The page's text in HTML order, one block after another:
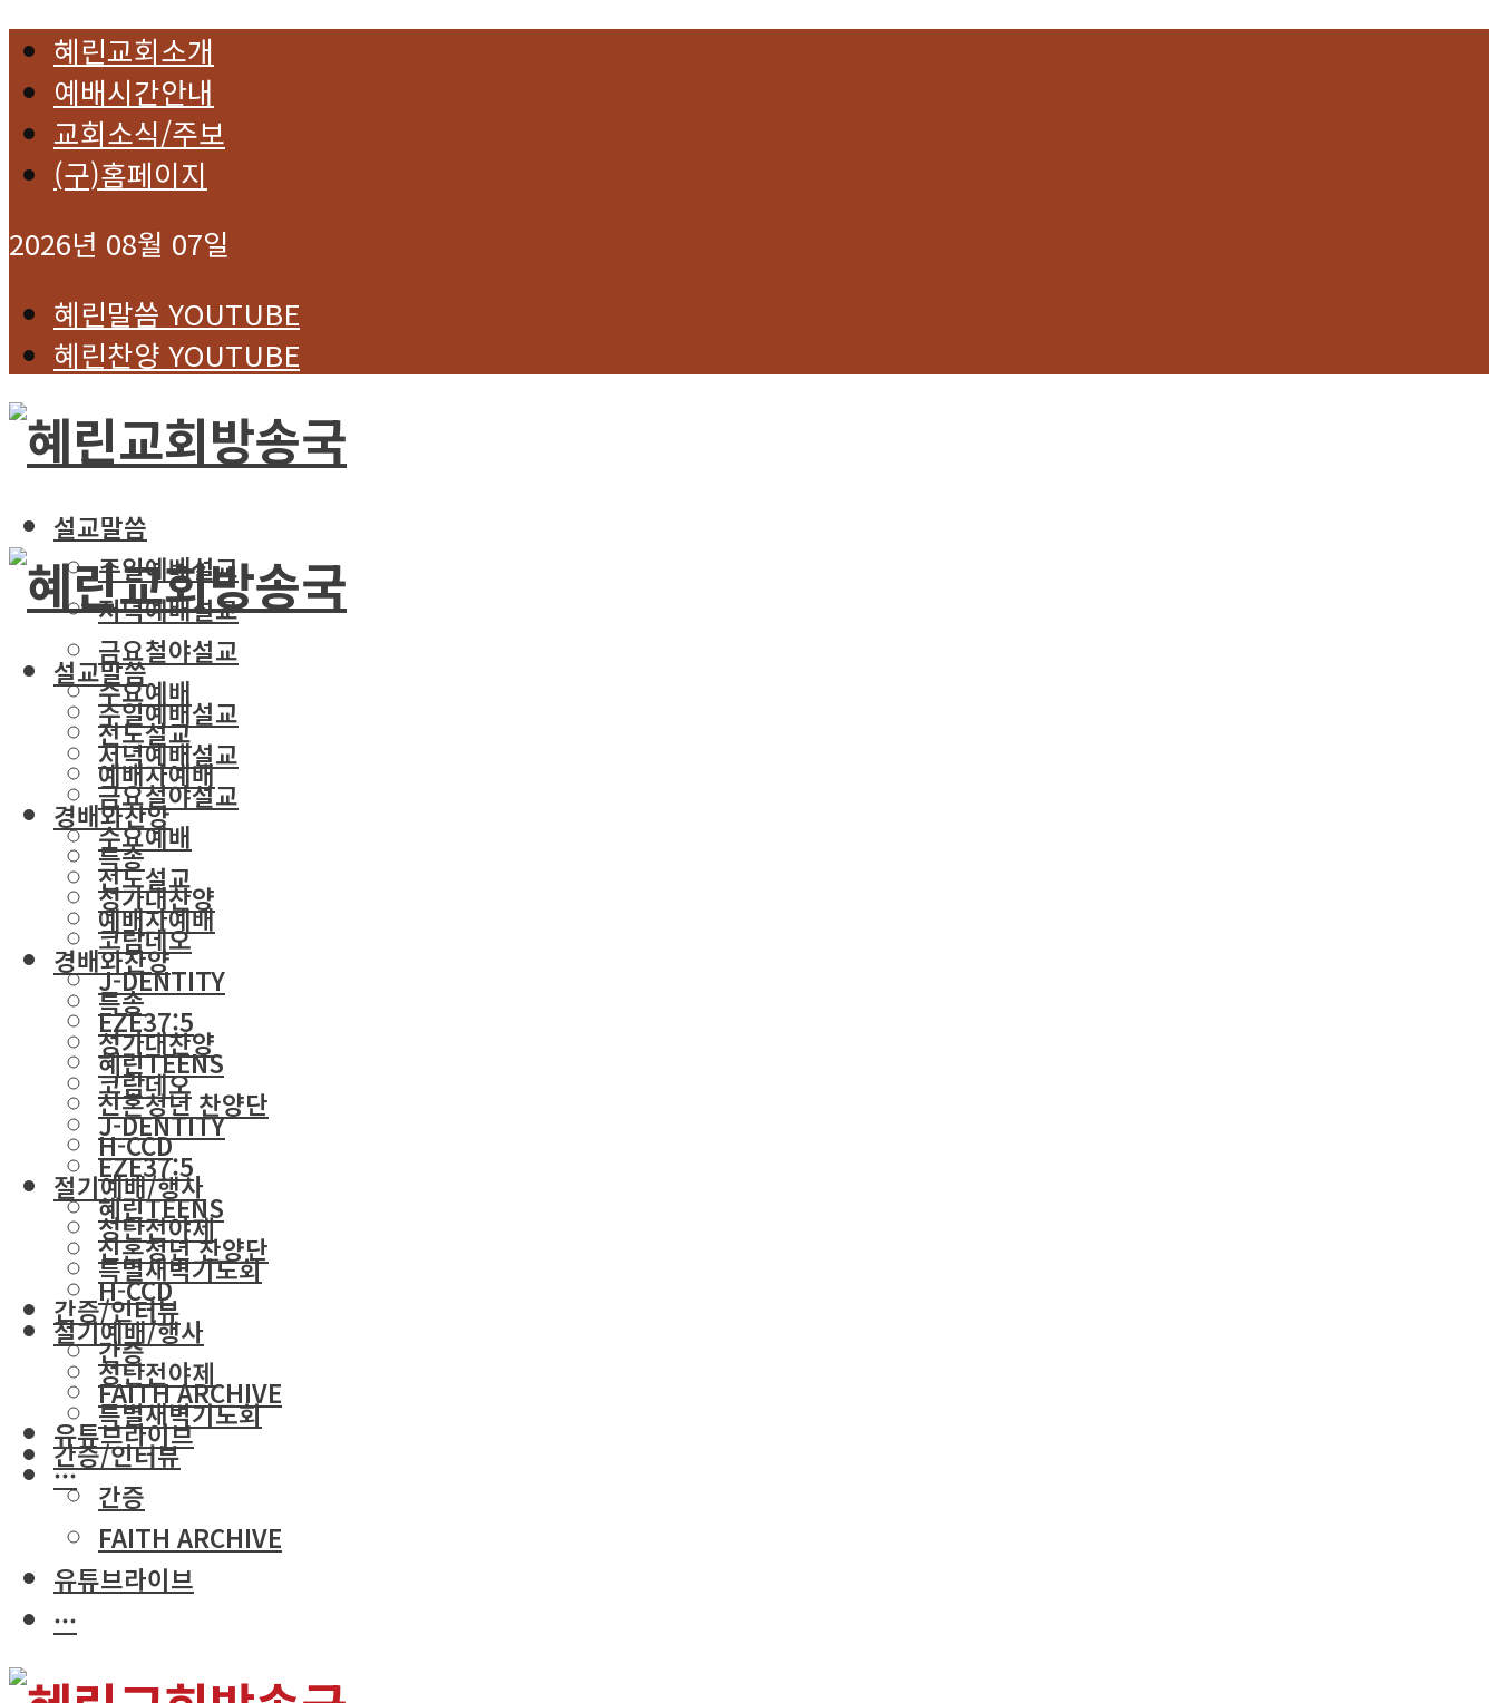
혜린교회소개
예배시간안내
교회소식/주보
(구)홈페이지
2026년 08월 07일
혜린말씀 YOUTUBE
혜린찬양 YOUTUBE
설교말씀
주일예배설교
저녁예배설교
금요철야설교
수요예배
전도설교
예배자예배
경배와찬양
특송
성가대찬양
코람데오
J-DENTITY
EZE37:5
혜린TEENS
신혼청년 찬양단
H-CCD
절기예배/행사
성탄전야제
특별새벽기도회
간증/인터뷰
간증
FAITH ARCHIVE
유튜브라이브
···
설교말씀
주일예배설교
저녁예배설교
금요철야설교
수요예배
전도설교
예배자예배
경배와찬양
특송
성가대찬양
코람데오
J-DENTITY
EZE37:5
혜린TEENS
신혼청년 찬양단
H-CCD
절기예배/행사
성탄전야제
특별새벽기도회
간증/인터뷰
간증
FAITH ARCHIVE
유튜브라이브
···